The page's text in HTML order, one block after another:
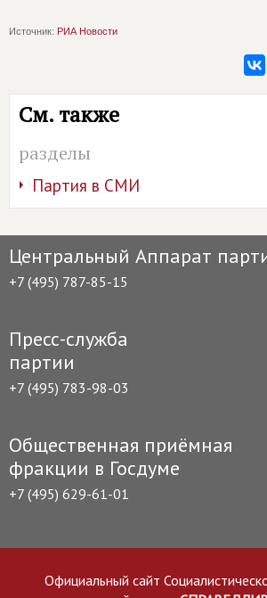
Источник: РИА Новости
См. также
разделы
Партия в СМИ
Центральный Аппарат
+7 (495) 787-85-15
Пресс-служба
партии
+7 (495) 783-98-03
Общественная приёмная
фракции в Госдуме
+7 (495) 629-61-01
Официальный сайт